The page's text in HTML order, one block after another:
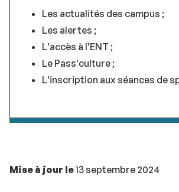
Les actualités des campus ;
Les alertes ;
L'accès à l'ENT ;
Le Pass'culture ;
L'inscription aux séances de
Mise à jour le13 septembre 2024